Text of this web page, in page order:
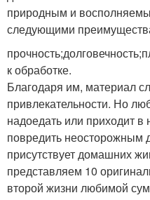
природным и
следующими
к обработке.
Благодаря им, материал
привлекательности. Но
надоедать или приходит в
повредить неосторожным
присутствует домашних
представляем 10
второй жизни любимой